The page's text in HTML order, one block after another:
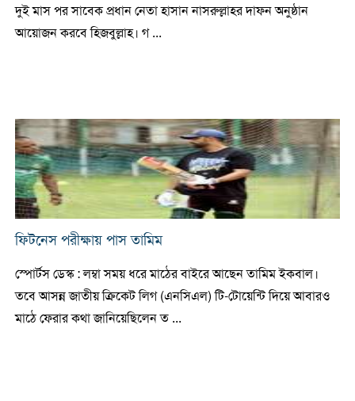
দুই মাস পর সাবেক প্রধান নেতা হাসান নাসরুল্লাহর দাফন অনুষ্ঠান
আয়োজন করবে হিজবুল্লাহ। গ ...
ফিটনেস পরীক্ষায় পাস তামিম
স্পোর্টস ডেস্ক : লম্বা সময় ধরে মাঠের বাইরে আছেন তামিম ইকবাল।
তবে আসন্ন জাতীয় ক্রিকেট লিগ (এনসিএল) টি-টোয়েন্টি দিয়ে আবারও
মাঠে ফেরার কথা জানিয়েছিলেন ত ...